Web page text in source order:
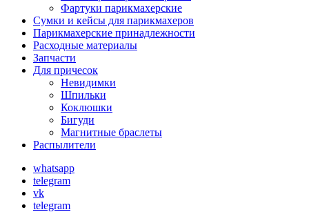
Фартуки парикмахерские
Сумки и кейсы для парикмахеров
Парикмахерские принадлежности
Расходные материалы
Запчасти
Для причесок
Невидимки
Шпильки
Коклюшки
Бигуди
Магнитные браслеты
Распылители
whatsapp
telegram
vk
telegram